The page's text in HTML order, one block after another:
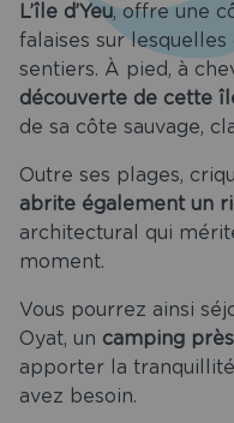
Saint
Croix de
Vie
de salle
de Vie
& Accès
L’île d’Yeu, offre une
falaises sur
sentiers. À pied, à
découverte de cette
de sa côte sauvage,
Outre ses plages,
abrite également un
architectural qui
moment.
Vous pourrez ainsi
Oyat, un camping près
apporter la
avez besoin.